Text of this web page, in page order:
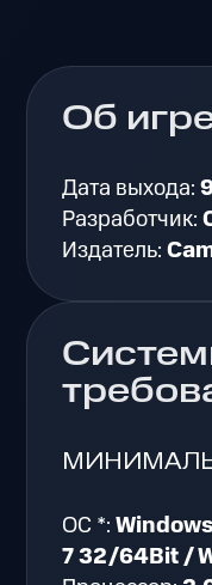
Об
Дата выхода:
Разработчик:
Издатель:
ОС *:
7 32/64Bit /